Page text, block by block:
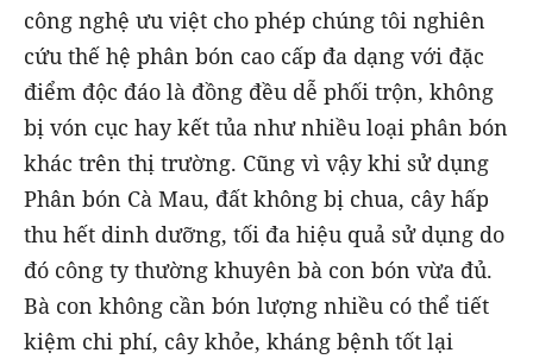
công nghệ ưu việt cho phép chúng tôi nghiên
cứu thế hệ phân bón cao cấp đa dạng với đặc
điểm độc đáo là đồng đều dễ phối trộn, không
bị vón cục hay kết tủa như nhiều loại phân bón
khác trên thị trường. Cũng vì vậy khi sử dụng
Phân bón Cà Mau, đất không bị chua, cây hấp
thu hết dinh dưỡng, tối đa hiệu quả sử dụng do
đó công ty thường khuyên bà con bón vừa đủ.
Bà con không cần bón lượng nhiều có thể tiết
kiệm chi phí, cây khỏe, kháng bệnh tốt lại